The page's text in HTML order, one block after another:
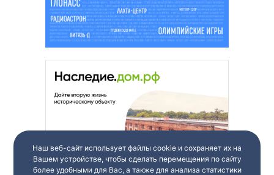
Наш веб-сайт использует файлы cookie и сохраняет их на
Вашем устройстве, чтобы сделать перемещения по сайту
более удобными для Вас, а также для анализа статистики